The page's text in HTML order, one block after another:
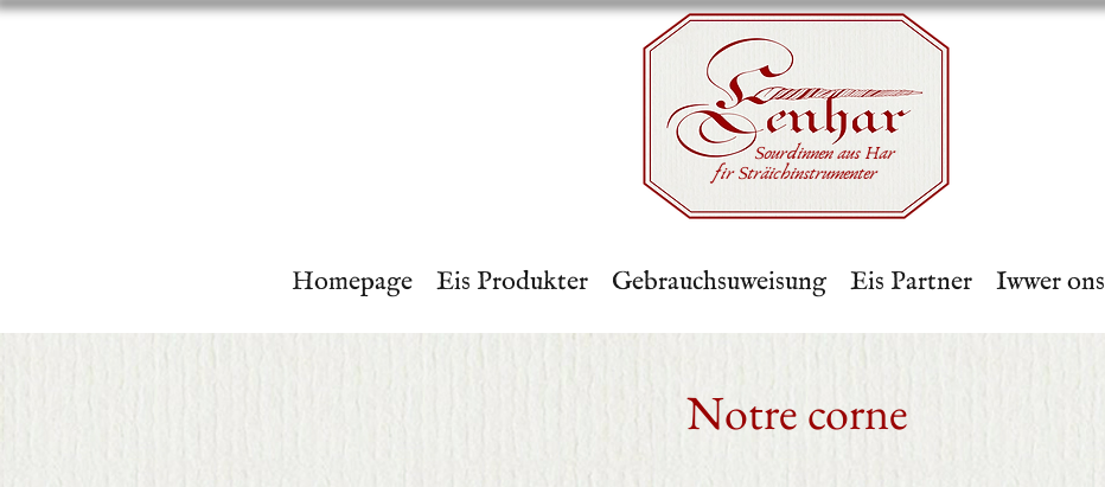
Sourdinnen aus Har
fir Sträichinstrumenter
Homepage Eis Produkter Gebrauchsuweisung Eis Partner Iwwer ons
Notre corne